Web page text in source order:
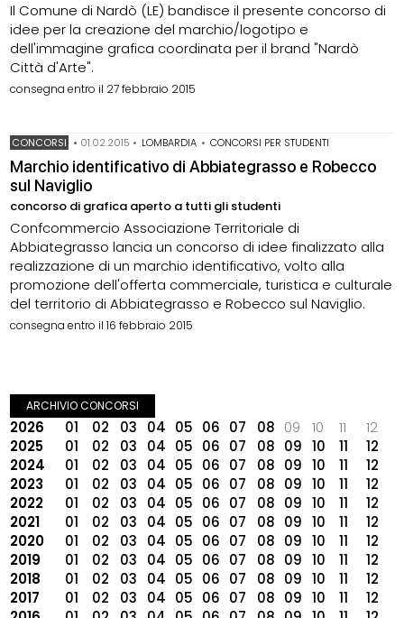
Il Comune di Nardò (LE) bandisce il presente concorso di
idee per la creazione del marchio/logotipo e
dell'immagine grafica coordinata per il brand "Nardò
Città d'Arte".
consegna entro il 27 febbraio 2015
CONCORSI • 01.02.2015 • LOMBARDIA • CONCORSI PER STUDENTI
Marchio identificativo di Abbiategrasso e Robecco
sul Naviglio
concorso di grafica aperto a tutti gli studenti
Confcommercio Associazione Territoriale di
Abbiategrasso lancia un concorso di idee finalizzato alla
realizzazione di un marchio identificativo, volto alla
promozione dell'offerta commerciale, turistica e culturale
del territorio di Abbiategrasso e Robecco sul Naviglio.
consegna entro il 16 febbraio 2015
ARCHIVIO CONCORSI
2026 01 02 03 04 05 06 07 08 09 10 11
12
2025
01 02 03 04 05 06 07 08 09 10 11
12
2024
01 02 03 04 05 06 07 08 09 10 11
12
2023
01 02 03 04 05 06 07 08 09 10 11
12
2022
01 02 03 04 05 06 07 08 09 10 11
12
2021
01 02 03 04 05 06 07 08 09 10 11
12
2020
01 02 03 04 05 06 07 08 09 10 11
12
2019
01 02 03 04 05 06 07 08 09 10 11
12
2018
01 02 03 04 05 06 07 08 09 10 11
12
2017
01 02 03 04 05 06 07 08 09 10 11
12